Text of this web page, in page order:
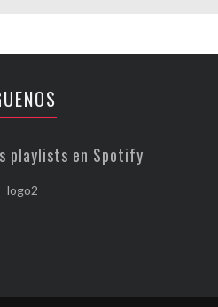
playlists en Spotify